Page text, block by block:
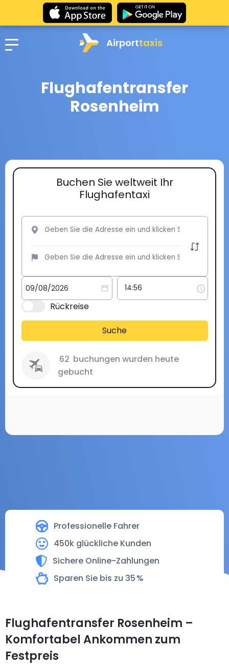
Airporttaxis
Flughafentransfer
Rosenheim
Professionelle Fahrer
450k glückliche Kunden
Sichere Online-Zahlungen
Sparen Sie bis zu 35 %
Buchen Sie weltweit Ihr
Flughafentaxi
Rückreise
Suche
62 buchungen wurden heute
gebucht
Flughafentransfer Rosenheim –
Komfortabel Ankommen zum
Festpreis